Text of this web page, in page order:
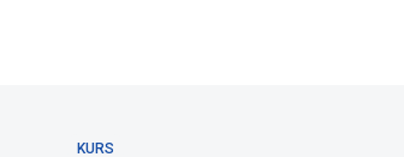
KURS